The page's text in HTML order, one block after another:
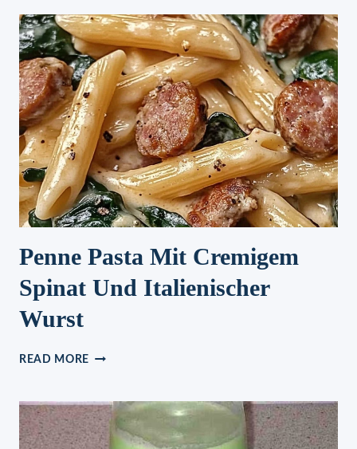
SPINNENNETZ
Penne Pasta Mit Cremigem
Spinat Und Italienischer
Wurst
READ MORE PENNE
CREMIGEM
SPINAT
UND